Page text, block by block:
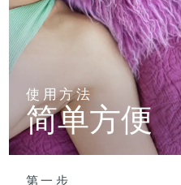
使用方法
简单方便
第一步